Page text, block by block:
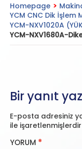
Homepage >
YCM CNC Dik İşlem
YCM-NXV1020A
YCM-NXV1680A-
Bir yanıt
E-posta adresiniz
ile işaretlenmişlerdir
YORUM *